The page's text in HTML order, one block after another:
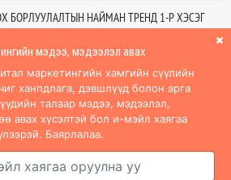
БОРЛУУЛАЛТЫН НАЙМАН ТРЕНД 1-Р ХЭСЭГ
мэдээ, мэдээлэл авах
маркетингийн хамгийн сүүлийн
ханпдлага, дэвшлүүд болон арга
талаар мэдээ, мэдээлэл,
авах хүсэлтэй бол и-мэйл хаягаа
Баярлалаа.